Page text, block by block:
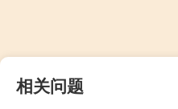
相关问题